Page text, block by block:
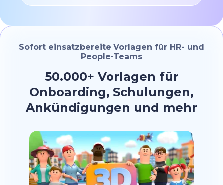
Sofort einsatzbereite Vorlagen für HR- und
People-Teams
50.000+ Vorlagen für
Onboarding, Schulungen,
Ankündigungen und mehr